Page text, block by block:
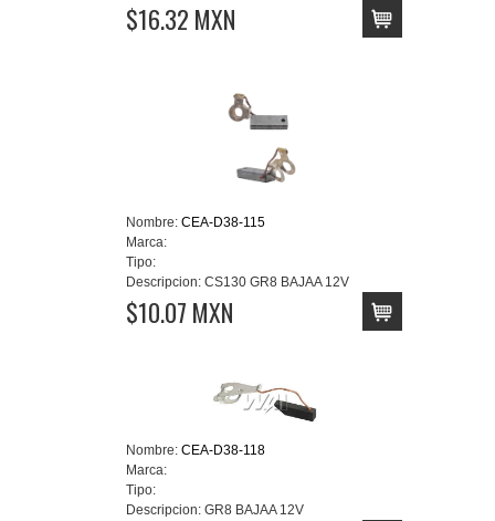
$16.32 MXN
Nombre: CEA-D38-115
Marca:
Tipo:
Descripcion: CS130 GR8 BAJAA 12V
$10.07 MXN
Nombre: CEA-D38-118
Marca:
Tipo:
Descripcion: GR8 BAJAA 12V